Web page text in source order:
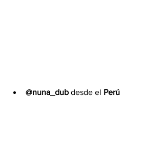
@nuna_dub desde el Perú